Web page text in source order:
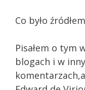
Co było
Pisałem o tym
blogach i w